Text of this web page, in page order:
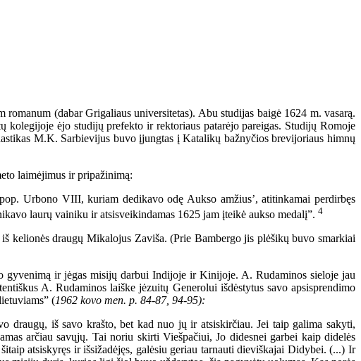
(dabar Grigaliaus universitetas). Abu studijas baigė 1624 m. vasarą.
ėjo studijų prefekto ir rektoriaus patarėjo pareigas. Studijų Romoje
M.K. Sarbievijus buvo įjungtas į Katalikų bažnyčios brevijoriaus himnų
laimėjimus ir pripažinimą:
Urbono VIII, kuriam dedikavo odę Aukso amžius’, atitinkamai perdirbęs
laurų vainiku ir atsisveikindamas 1625 jam įteikė aukso medalį”. 4
draugų Mikalojus Zaviša. (Prie Bambergo jis plėšikų buvo smarkiai
ir jėgas misijų darbui Indijoje ir Kinijoje. A. Rudaminos sieloje jau
A. Rudaminos laiške jėzuitų Generolui išdėstytus savo apsisprendimo
(1962 kovo men. p. 84-87, 94-95):
iš savo krašto, bet kad nuo jų ir atsiskirčiau. Jei taip galima sakyti,
arčiau savųjų. Tai noriu skirti Viešpačiui, Jo didesnei garbei kaip didelės
atsiskyręs ir išsižadėjęs, galėsiu geriau tarnauti dieviškajai Didybei. (...) Ir